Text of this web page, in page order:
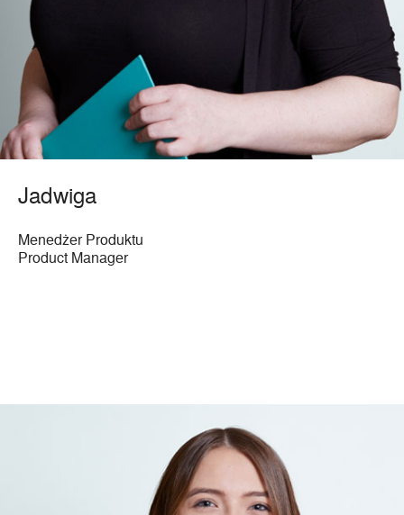
Jadwiga
Menedżer Produktu
Product Manager